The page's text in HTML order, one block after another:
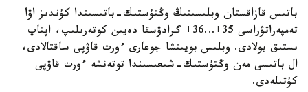
باتىس قازاقستان وبلىسىنىڭ وڭتۇستىك-باتىسىندا كۇندىز اۋا
تەمپەراتۋراسى 35+…36+ گرادۋسقا دەيىن كوتەرىلىپ، اپتاپ
ىستىق بولادى. وبلىس بويىنشا جوعارى ءورت قاۋپى ساقتالادى،
ال باتىسى مەن وڭتۇستىك-شىعىسىندا توتەنشە ءورت قاۋپى
كۇتىلەدى.